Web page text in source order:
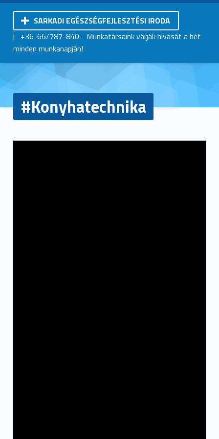
SARKADI EGÉSZSÉGFEJLESZTÉSI IRODA
Kistérségi Járóbeteg-Szakellátó Központ | Sarkad
| +36-66/787-840 - Munkatársaink várják hívását a hét
minden munkanapján!
#Konyhatechnika